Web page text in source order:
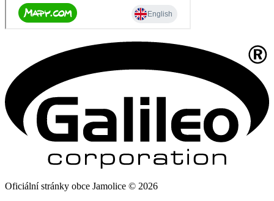
Oficiální stránky obce Jamolice © 2026